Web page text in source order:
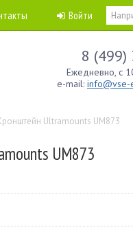
Войти
8 (499)
Ежедневно, с
e-mail: info@vse-
Ultramounts UM873
UM873